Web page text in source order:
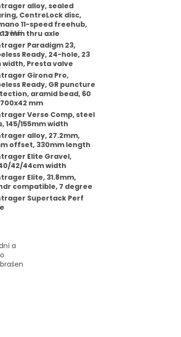
větší
a
alloy, sealed
CentreLock disc,
11-speed freehub,
mm thru axle
Paradigm 23,
Ready, 24-hole, 23
width, Presta valve
Girona Pro,
Ready, GR puncture
aramid bead, 60
mm
Verse Comp, steel
145/155mm width
alloy, 27.2mm,
offset, 330mm length
Elite Gravel,
42/44cm width
Elite, 31.8mm,
compatible, 7 degree
Supertack Perf